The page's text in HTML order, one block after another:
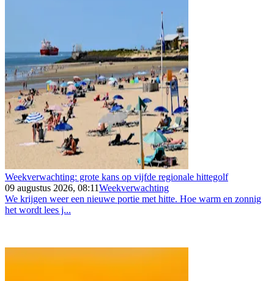
Weekverwachting: grote kans op vijfde regionale hittegolf
09 augustus 2026, 08:11Weekverwachting
We krijgen weer een nieuwe portie met hitte. Hoe warm en zonnig
het wordt lees j...